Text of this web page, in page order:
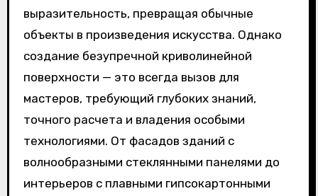
выразительность, превращая обычные
объекты в произведения искусства. Однако
создание безупречной криволинейной
поверхности — это всегда вызов для
мастеров, требующий глубоких знаний,
точного расчета и владения особыми
технологиями. От фасадов зданий с
волнообразными стеклянными панелями до
интерьеров с плавными гипсокартонными